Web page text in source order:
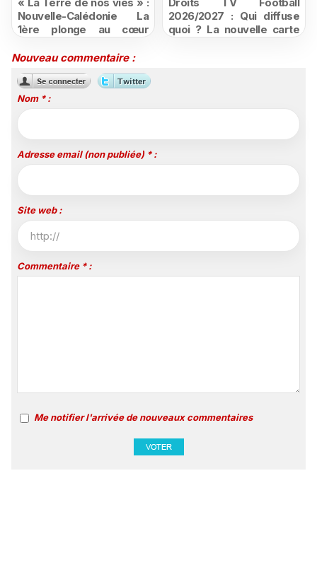
Nouvelle-Calédonie La
1ère plonge au cœur
mutation
2026/2027 : Qui diffuse
quoi ? La nouvelle carte
Nouveau commentaire :
Nom * :
Adresse email (non publiée) * :
Site web :
Commentaire * :
Me notifier l'arrivée de nouveaux commentaires